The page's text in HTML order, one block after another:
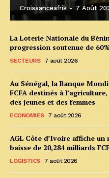
Croissanceafrik - 7 Août
La Loterie Nationale du
progression soutenue de
SECTEURS 7 août 2026
Au Sénégal, la Banque
FCFA destinés à
des jeunes et des femmes
ECONOMIES 7 août 2026
AGL Côte d’Ivoire affiche
baisse de 20,284 milliards
LOGISTICS 7 août 2026